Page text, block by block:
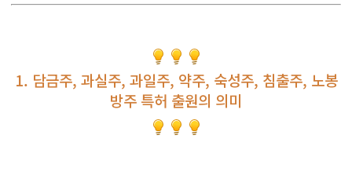
1. 담금주, 과실주, 과일주, 약주, 숙성주, 침출주, 노봉
방주 특허 출원의 의미